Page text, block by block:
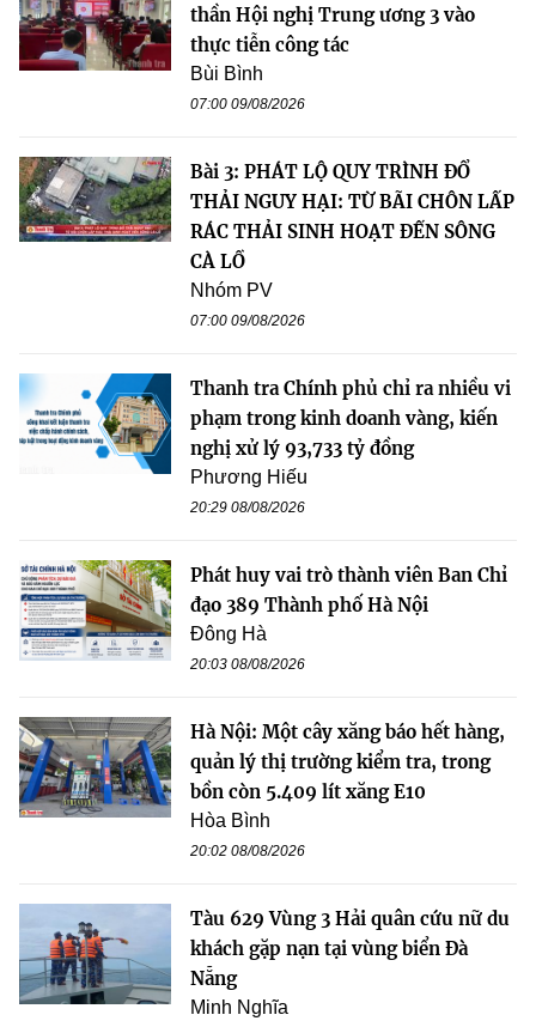
thần Hội nghị Trung ương 3 vào
thực tiễn công tác
Bùi Bình
07:00 09/08/2026
Bài 3: PHÁT LỘ QUY TRÌNH ĐỔ
THẢI NGUY HẠI: TỪ BÃI CHÔN LẤP
RÁC THẢI SINH HOẠT ĐẾN SÔNG
CÀ LỒ
Nhóm PV
07:00 09/08/2026
Thanh tra Chính phủ chỉ ra nhiều vi
phạm trong kinh doanh vàng, kiến
nghị xử lý 93,733 tỷ đồng
Phương Hiếu
20:29 08/08/2026
Phát huy vai trò thành viên Ban Chỉ
đạo 389 Thành phố Hà Nội
Đông Hà
20:03 08/08/2026
Hà Nội: Một cây xăng báo hết hàng,
quản lý thị trường kiểm tra, trong
bồn còn 5.409 lít xăng E10
Hòa Bình
20:02 08/08/2026
Tàu 629 Vùng 3 Hải quân cứu nữ du
khách gặp nạn tại vùng biển Đà
Nẵng
Minh Nghĩa